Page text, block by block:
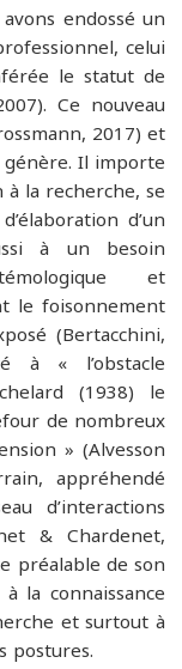
endossé un
celui
le statut de
Ce nouveau
2017) et
génère. Il importe
la recherche, se
d’un
à un besoin
et
le foisonnement
(Bertacchini,
à « l’obstacle
(1938) le
de nombreux
» (Alvesson
appréhendé
d’interactions
& Chardenet,
préalable de son
la connaissance
et surtout à
postures.